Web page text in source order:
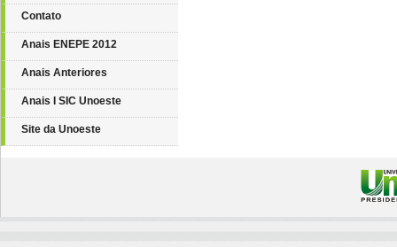
Contato
Anais ENEPE 2012
Anais Anteriores
Anais I SIC Unoeste
Site da Unoeste